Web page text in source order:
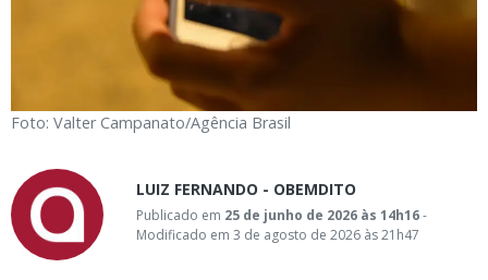
Foto: Valter Campanato/Agência Brasil
LUIZ FERNANDO - OBEMDITO
Publicado em 25 de junho de 2026 às 14h16-
Modificado em 3 de agosto de 2026 às 21h47